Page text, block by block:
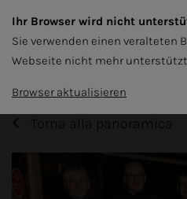
Torna alla panoramica
Ihr Browser wird nicht
Sie verwenden einen veralteten
Webseite nicht mehr
Browser aktualisieren